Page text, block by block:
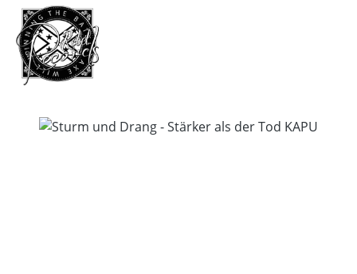
Bildergalerie überspringen